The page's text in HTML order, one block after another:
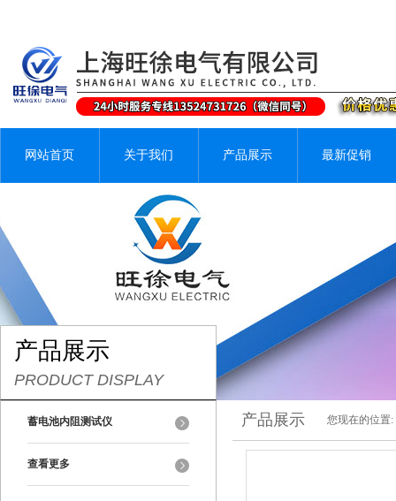
网站首页 关于我们 产品展示 最新促销
产品展示
PRODUCT DISPLAY
蓄电池内阻测试仪
查看更多
产品展示 您现在的位置: